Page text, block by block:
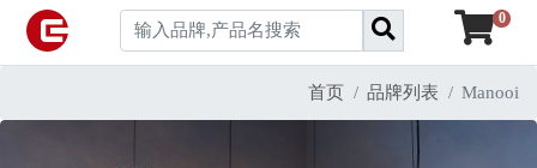
0
首页 品牌列表 Manooi